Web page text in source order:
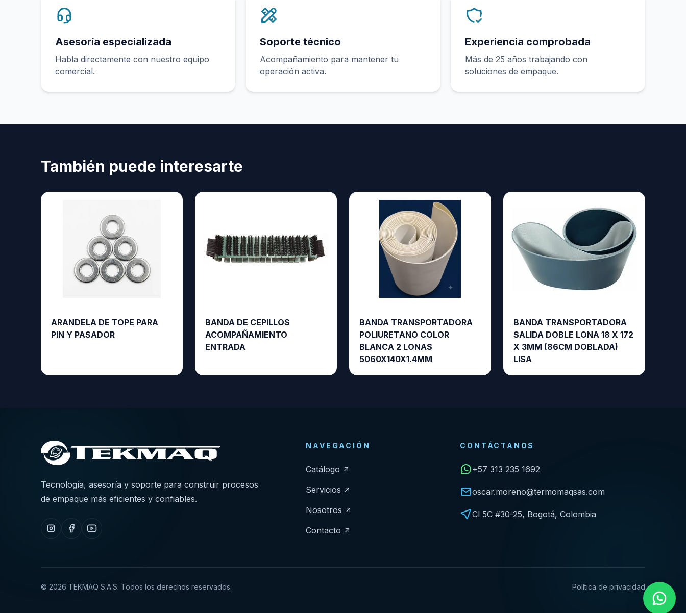
Asesoría especializada
Habla directamente con nuestro equipo
comercial.
Soporte técnico
Acompañamiento para mantener tu
operación activa.
Experiencia comprobada
Más de 25 años trabajando con
soluciones de empaque.
También puede interesarte
ARANDELA DE TOPE PARA
PIN Y PASADOR
BANDA DE CEPILLOS
ACOMPAÑAMIENTO
ENTRADA
BANDA TRANSPORTADORA
POLIURETANO COLOR
BLANCA 2 LONAS
5060X140X1.4MM
BANDA TRANSPORTADORA
SALIDA DOBLE LONA 18 X 172
X 3MM (86CM DOBLADA)
LISA
Tecnología, asesoría y soporte para construir procesos
de empaque más eficientes y confiables.
NAVEGACIÓN
Catálogo
Servicios
Nosotros
Contacto
CONTÁCTANOS
+57 313 235 1692
oscar.moreno@termomaqsas.com
Cl 5C #30-25, Bogotá, Colombia
© 2026 TEKMAQ S.A.S. Todos los derechos reservados. Política de privacidad